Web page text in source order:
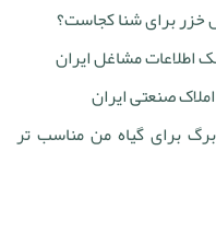
خزر برای شنا کجاست؟
اطلاعات مشاغل ایران
صنعتی ایران
برای گیاه من مناسب تر